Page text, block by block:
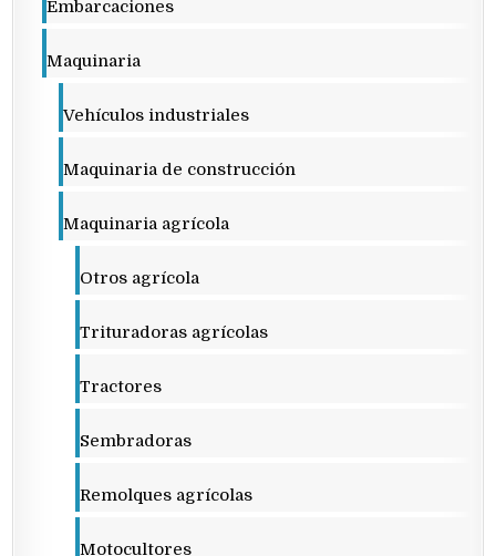
Embarcaciones
Maquinaria
Vehículos industriales
Maquinaria de construcción
Maquinaria agrícola
Otros agrícola
Trituradoras agrícolas
Tractores
Sembradoras
Remolques agrícolas
Motocultores